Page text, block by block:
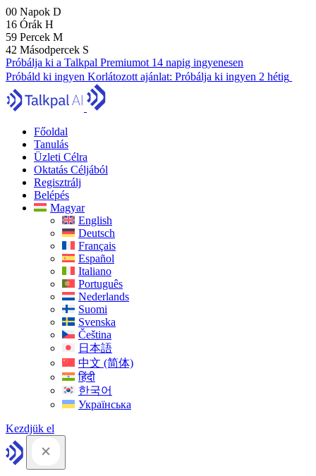
00 Napok D
16 Órák H
59 Percek M
41 Másodpercek S
Próbálja ki a Talkpal Premiumot 14 napig ingyenesen
Próbáld ki ingyen Korlátozott ajánlat: Próbálja ki ingyen 2 hétig
Főoldal
Tanulás
Üzleti Célra
Oktatás Céljából
Regisztrálj
Belépés
Magyar
English
Deutsch
Français
Español
Italiano
Português
Nederlands
Suomi
Svenska
Čeština
日本語
中文 (简体)
हिंदी
한국어
Українська
Kezdjük el